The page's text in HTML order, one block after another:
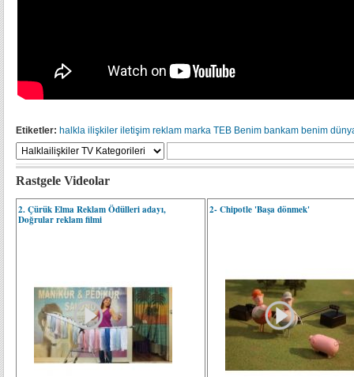
Etiketler: halkla ilişkiler iletişim reklam marka TEB Benim bankam benim
Rastgele Videolar
2. Çürük Elma Reklam Ödülleri adayı,
Doğrular reklam filmi
2- Chipotle 'Başa dönmek'